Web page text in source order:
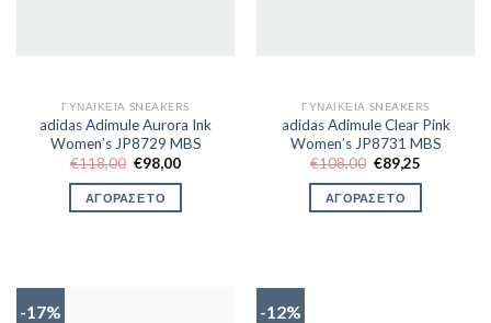
ΓΥΝΑΙΚΕΊΑ SNEAKERS
adidas Adimule Aurora Ink
Women’s JP8729 MBS
€118,00 Original
price
was:
€118,00.
€98,00Η
ΑΓΟΡΑΣΕ ΤΟ
ΓΥΝΑΙΚΕΊΑ SNEAKERS
adidas Adimule Clear Pink
Women’s JP8731 MBS
€108,00 Original
price
was:
€108,00.
€89,25
ΑΓΟΡΑΣΕ ΤΟ
-17% -12%